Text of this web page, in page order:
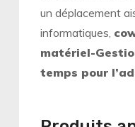
un déplacement
informatiques,
matériel-
temps pour